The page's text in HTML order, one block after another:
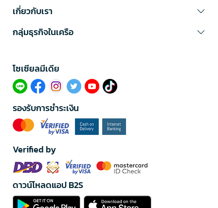
เกี่ยวกับเรา
กลุ่มธุรกิจในเครือ
โซเซียลมีเดีย​
รองรับการชำระเงิน
Verified by
ดาวน์โหลดแอป B2S